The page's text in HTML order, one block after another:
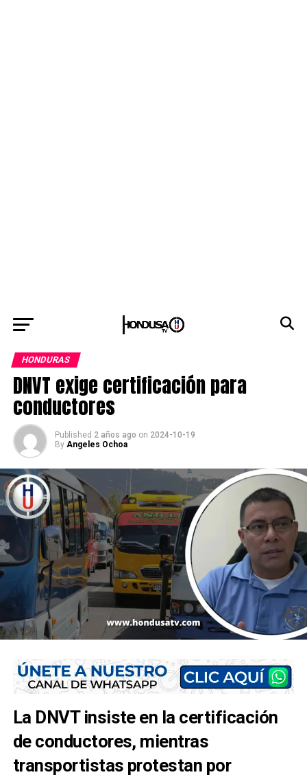
HONDURAS
DNVT exige certificación para
conductores
Published 2 años ago on 2024-10-19
By Angeles Ochoa
La DNVT insiste en la certificación
de conductores, mientras
transportistas protestan por